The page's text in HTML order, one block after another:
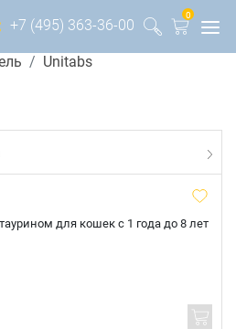
+7 (495) 363-36-00
0
Unitabs
для кошек с 1 года до 8 лет